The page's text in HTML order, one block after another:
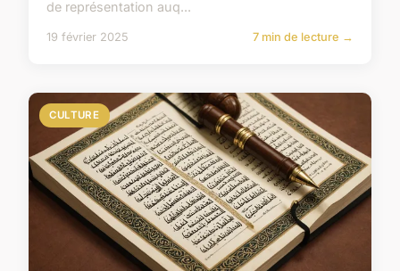
de représentation auq...
19 février 2025 7 min de lecture →
CULTURE